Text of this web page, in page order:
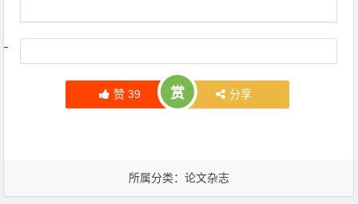
文章导航
赞 39 赏 分享
所属分类： 论文杂志